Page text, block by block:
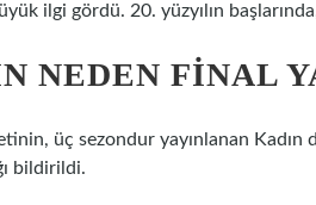
ilgi gördü. 20. yüzyılın
NEDEN FINAL
üç sezondur yayınlanan
bildirildi.